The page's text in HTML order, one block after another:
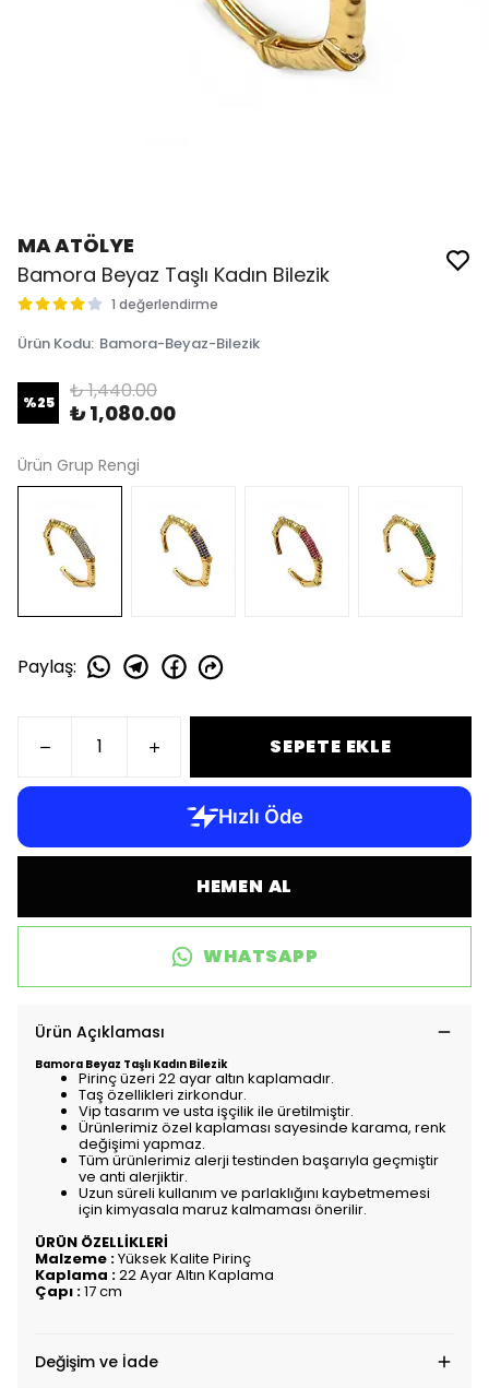
MA ATÖLYE
Bamora Beyaz Taşlı Kadın Bilezik
1 değerlendirme
Ürün Kodu: Bamora-Beyaz-Bilezik
%25 ₺ 1,440.00
₺ 1,080.00
Ürün Grup Rengi
Paylaş:
SEPETE EKLE
HEMEN AL
WHATSAPP
Ürün Açıklaması
Bamora Beyaz Taşlı Kadın Bilezik
Pirinç üzeri 22 ayar altın kaplamadır.
Taş özellikleri zirkondur.
Vip tasarım ve usta işçilik ile üretilmiştir.
Ürünlerimiz özel kaplaması sayesinde karama, renk
değişimi yapmaz.
Tüm ürünlerimiz alerji testinden başarıyla geçmiştir
ve anti alerjiktir.
Uzun süreli kullanım ve parlaklığını kaybetmemesi
için kimyasala maruz kalmaması önerilir.
ÜRÜN ÖZELLİKLERİ
Malzeme :Yüksek Kalite Pirinç
Kaplama :22 Ayar Altın Kaplama
Çapı :17 cm
Değişim ve İade